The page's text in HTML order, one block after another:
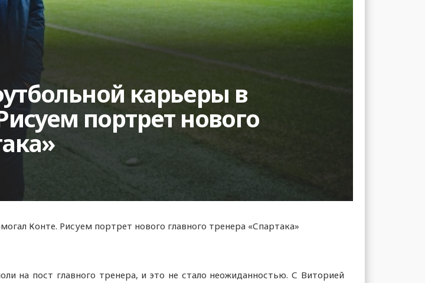
карьеры в
портрет нового
Конте. Рисуем портрет нового главного тренера «Спартака»
на пост главного тренера, и это не стало неожиданностью. С Виторией